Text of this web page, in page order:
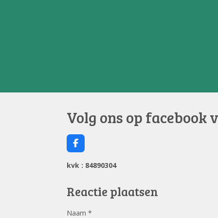
Volg ons op facebook
F
a
c
e
o
kvk : 84890304
Reactie plaatsen
Naam *